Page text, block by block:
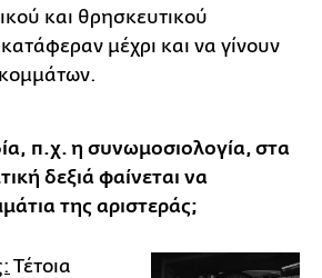
και θρησκευτικού
μέχρι και να γίνουν
π.χ. η συνωμοσιολογία, στα
δεξιά φαίνεται να
της αριστεράς;
Τέτοια